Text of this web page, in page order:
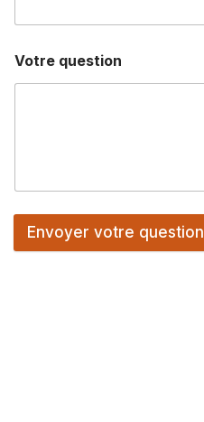
Votre question
Envoyer votre question